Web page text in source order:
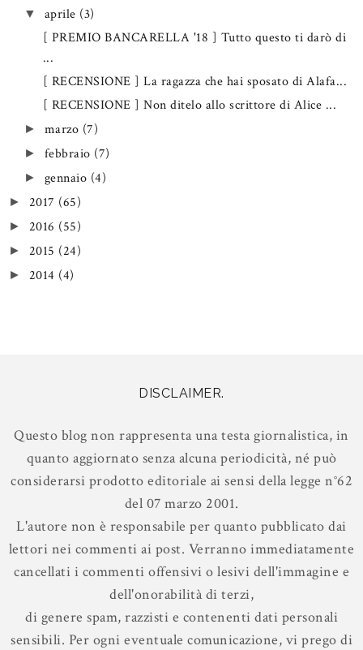
▼ aprile (3)
[ PREMIO BANCARELLA '18 ] Tutto questo ti darò di
...
[ RECENSIONE ] La ragazza che hai sposato di Alafa...
[ RECENSIONE ] Non ditelo allo scrittore di Alice ...
► marzo (7)
► febbraio (7)
► gennaio (4)
► 2017 (65)
► 2016 (55)
► 2015 (24)
► 2014 (4)
DISCLAIMER.
Questo blog non rappresenta una testa giornalistica, in
quanto aggiornato senza alcuna periodicità, né può
considerarsi prodotto editoriale ai sensi della legge n°62
del 07 marzo 2001.
L'autore non è responsabile per quanto pubblicato dai
lettori nei commenti ai post. Verranno immediatamente
cancellati i commenti offensivi o lesivi dell'immagine e
dell'onorabilità di terzi,
di genere spam, razzisti e contenenti dati personali
sensibili. Per ogni eventuale comunicazione, vi prego di